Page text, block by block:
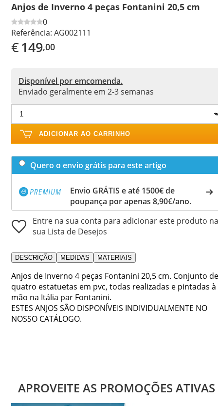
Anjos de Inverno 4 peças Fontanini 20,5 cm
0
Referência: AG002111
€149,00
Disponível por emcomenda.
Enviado geralmente em 2-3 semanas
ADICIONAR AO CARRINHO
Quero o envio grátis para este artigo
Envio GRÁTIS e até 1500€ de
poupança por apenas 8,90€/ano.
Entre na sua conta para adicionar este produto na
sua Lista de Desejos
DESCRIÇÃO MEDIDAS MATERIAIS
Anjos de Inverno 4 peças Fontanini 20,5 cm. Conjunto de
quatro estatuetas em pvc, todas realizadas e pintadas à
mão na Itália par Fontanini.
ESTES ANJOS SÃO DISPONÍVEIS INDIVIDUALMENTE NO
NOSSO CATÁLOGO.
APROVEITE AS PROMOÇÕES ATIVAS